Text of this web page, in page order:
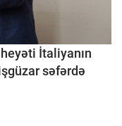
İtaliyanın
səfərdə